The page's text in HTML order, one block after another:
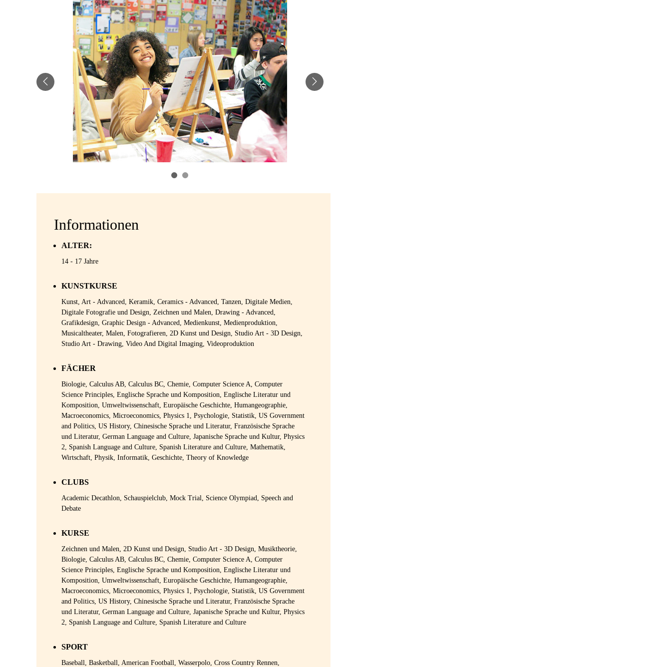
Informationen
ALTER:
14 - 17 Jahre
KUNSTKURSE
Kunst, Art - Advanced, Keramik, Ceramics - Advanced, Tanzen, Digitale Medien,
Digitale Fotografie und Design, Zeichnen und Malen, Drawing - Advanced,
Grafikdesign, Graphic Design - Advanced, Medienkunst, Medienproduktion,
Musicaltheater, Malen, Fotografieren, 2D Kunst und Design, Studio Art - 3D Design,
Studio Art - Drawing, Video And Digital Imaging, Videoproduktion
FÄCHER
Biologie, Calculus AB, Calculus BC, Chemie, Computer Science A, Computer
Science Principles, Englische Sprache und Komposition, Englische Literatur und
Komposition, Umweltwissenschaft, Europäische Geschichte, Humangeographie,
Macroeconomics, Microeconomics, Physics 1, Psychologie, Statistik, US Government
and Politics, US History, Chinesische Sprache und Literatur, Französische Sprache
und Literatur, German Language and Culture, Japanische Sprache und Kultur, Physics
2, Spanish Language and Culture, Spanish Literature and Culture, Mathematik,
Wirtschaft, Physik, Informatik, Geschichte, Theory of Knowledge
CLUBS
Academic Decathlon, Schauspielclub, Mock Trial, Science Olympiad, Speech and
Debate
KURSE
Zeichnen und Malen, 2D Kunst und Design, Studio Art - 3D Design, Musiktheorie,
Biologie, Calculus AB, Calculus BC, Chemie, Computer Science A, Computer
Science Principles, Englische Sprache und Komposition, Englische Literatur und
Komposition, Umweltwissenschaft, Europäische Geschichte, Humangeographie,
Macroeconomics, Microeconomics, Physics 1, Psychologie, Statistik, US Government
and Politics, US History, Chinesische Sprache und Literatur, Französische Sprache
und Literatur, German Language and Culture, Japanische Sprache und Kultur, Physics
2, Spanish Language and Culture, Spanish Literature and Culture
SPORT
Baseball, Basketball, American Football, Wasserpolo, Cross Country Rennen,